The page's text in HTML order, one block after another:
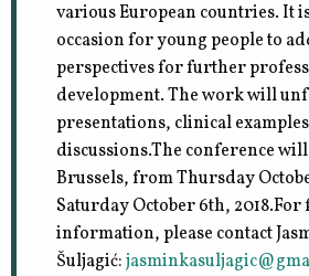
various European countries. It
occasion for young people to
perspectives for further
development. The work will
presentations, clinical
discussions.The conference
Brussels, from Thursday
Saturday October 6th,
information, please contact
Šuljagić: